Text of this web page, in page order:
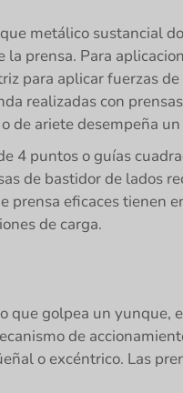
metálico sustancial
prensa. Para
para aplicar fuerzas
realizadas con
de ariete desempeña
4 puntos o guías
de bastidor de lados
prensa eficaces tienen
de carga.
golpea un yunque,
de
o excéntrico. Las